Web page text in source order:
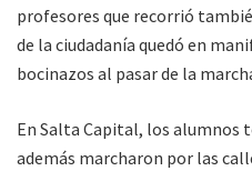
profesores que recorrió
de la ciudadanía quedó en
bocinazos al pasar de la
En Salta Capital, los alumnos
además marcharon por las